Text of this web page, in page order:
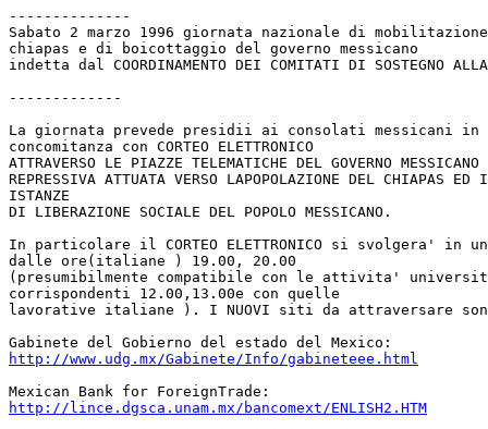
--------------
Sabato 2 marzo 1996 giornata nazionale di
chiapas e di boicottaggio del governo messicano
indetta dal COORDINAMENTO DEI COMITATI DI SOSTEGNO
-------------
La giornata prevede presidii ai consolati messicani
concomitanza con CORTEO ELETTRONICO
ATTRAVERSO LE PIAZZE TELEMATICHE DEL GOVERNO
REPRESSIVA ATTUATA VERSO LAPOPOLAZIONE DEL CHIAPAS
ISTANZE
DI LIBERAZIONE SOCIALE DEL POPOLO MESSICANO.
In particolare il CORTEO ELETTRONICO si svolgera' in
dalle ore(italiane ) 19.00, 20.00
(presumibilmente compatibile con le attivita'
corrispondenti 12.00,13.00e con quelle
lavorative italiane ). I NUOVI siti da attraversare
http://www.udg.mx/Gabinete/Info/gabineteee.html
http://lince.dgsca.unam.mx/bancomext/ENLISH2.HTM